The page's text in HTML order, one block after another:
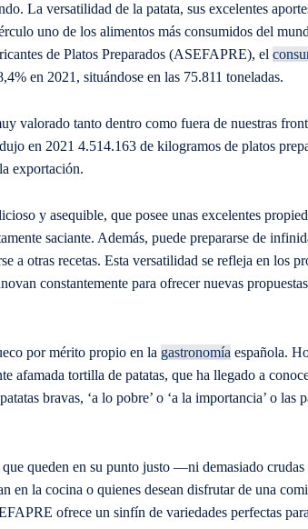
La versatilidad de la patata, sus excelentes
uno de los alimentos más consumidos del
de Platos Preparados (ASEFAPRE), el
en 2021, situándose en las 75.811 toneladas.
valorado tanto dentro como fuera de nuestras
en 2021 4.514.163 de kilogramos de platos
exportación.
y asequible, que posee unas excelentes
saciante. Además, puede prepararse de
a otras recetas. Esta versatilidad se refleja en los
constantemente para ofrecer nuevas
por mérito propio en la gastronomía española.
afamada tortilla de patatas, que ha llegado a
bravas, ‘a lo pobre’ o ‘a la importancia’ o las
queden en su punto justo —ni demasiado
en la cocina o quienes desean disfrutar de una
ofrece un sinfín de variedades perfectas